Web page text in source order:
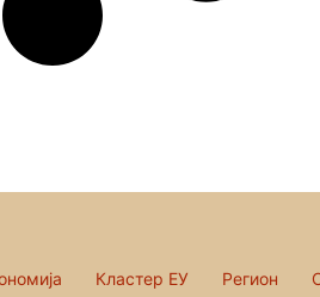
Кластер ЕУ Регион